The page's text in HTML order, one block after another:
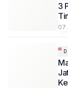
3
07